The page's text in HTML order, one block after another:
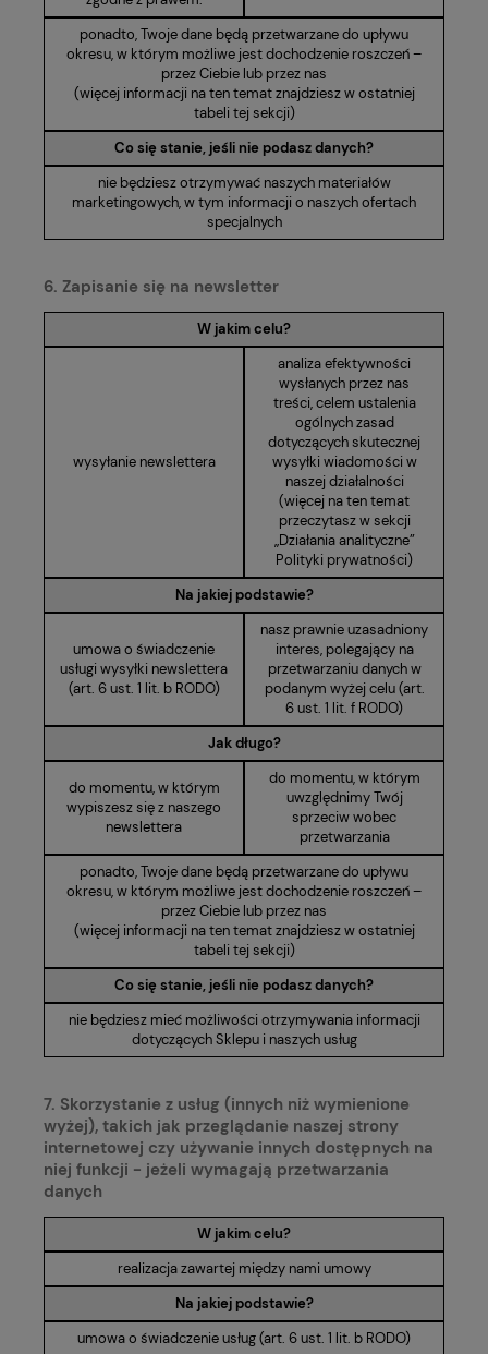
ponadto, Twoje dane będą przetwarzane do upływu
okresu, w którym możliwe jest dochodzenie roszczeń –
przez Ciebie lub przez nas
(więcej informacji na ten temat znajdziesz w ostatniej
tabeli tej sekcji)
Co się stanie, jeśli nie podasz danych?
nie będziesz otrzymywać naszych materiałów
marketingowych, w tym informacji o naszych ofertach
specjalnych
6. Zapisanie się na newsletter
W jakim celu?
wysyłanie newslettera
analiza efektywności
wysłanych przez nas
treści, celem ustalenia
ogólnych zasad
dotyczących skutecznej
wysyłki wiadomości w
naszej działalności
(więcej na ten temat
przeczytasz w sekcji
„Działania analityczne”
Polityki prywatności)
Na jakiej podstawie?
umowa o świadczenie
usługi wysyłki newslettera
(art. 6 ust. 1 lit. b RODO)
nasz prawnie uzasadniony
interes, polegający na
przetwarzaniu danych w
podanym wyżej celu (art.
6 ust. 1 lit. f RODO)
Jak długo?
do momentu, w którym
wypiszesz się z naszego
newslettera
do momentu, w którym
uwzględnimy Twój
sprzeciw wobec
przetwarzania
ponadto, Twoje dane będą przetwarzane do upływu
okresu, w którym możliwe jest dochodzenie roszczeń –
przez Ciebie lub przez nas
(więcej informacji na ten temat znajdziesz w ostatniej
tabeli tej sekcji)
Co się stanie, jeśli nie podasz danych?
nie będziesz mieć możliwości otrzymywania informacji
dotyczących Sklepu i naszych usług
7. Skorzystanie z usług (innych niż wymienione
wyżej), takich jak przeglądanie naszej strony
internetowej czy używanie innych dostępnych na
niej funkcji - jeżeli wymagają przetwarzania
danych
W jakim celu?
realizacja zawartej między nami umowy
Na jakiej podstawie?
umowa o świadczenie usług (art. 6 ust. 1 lit. b RODO)